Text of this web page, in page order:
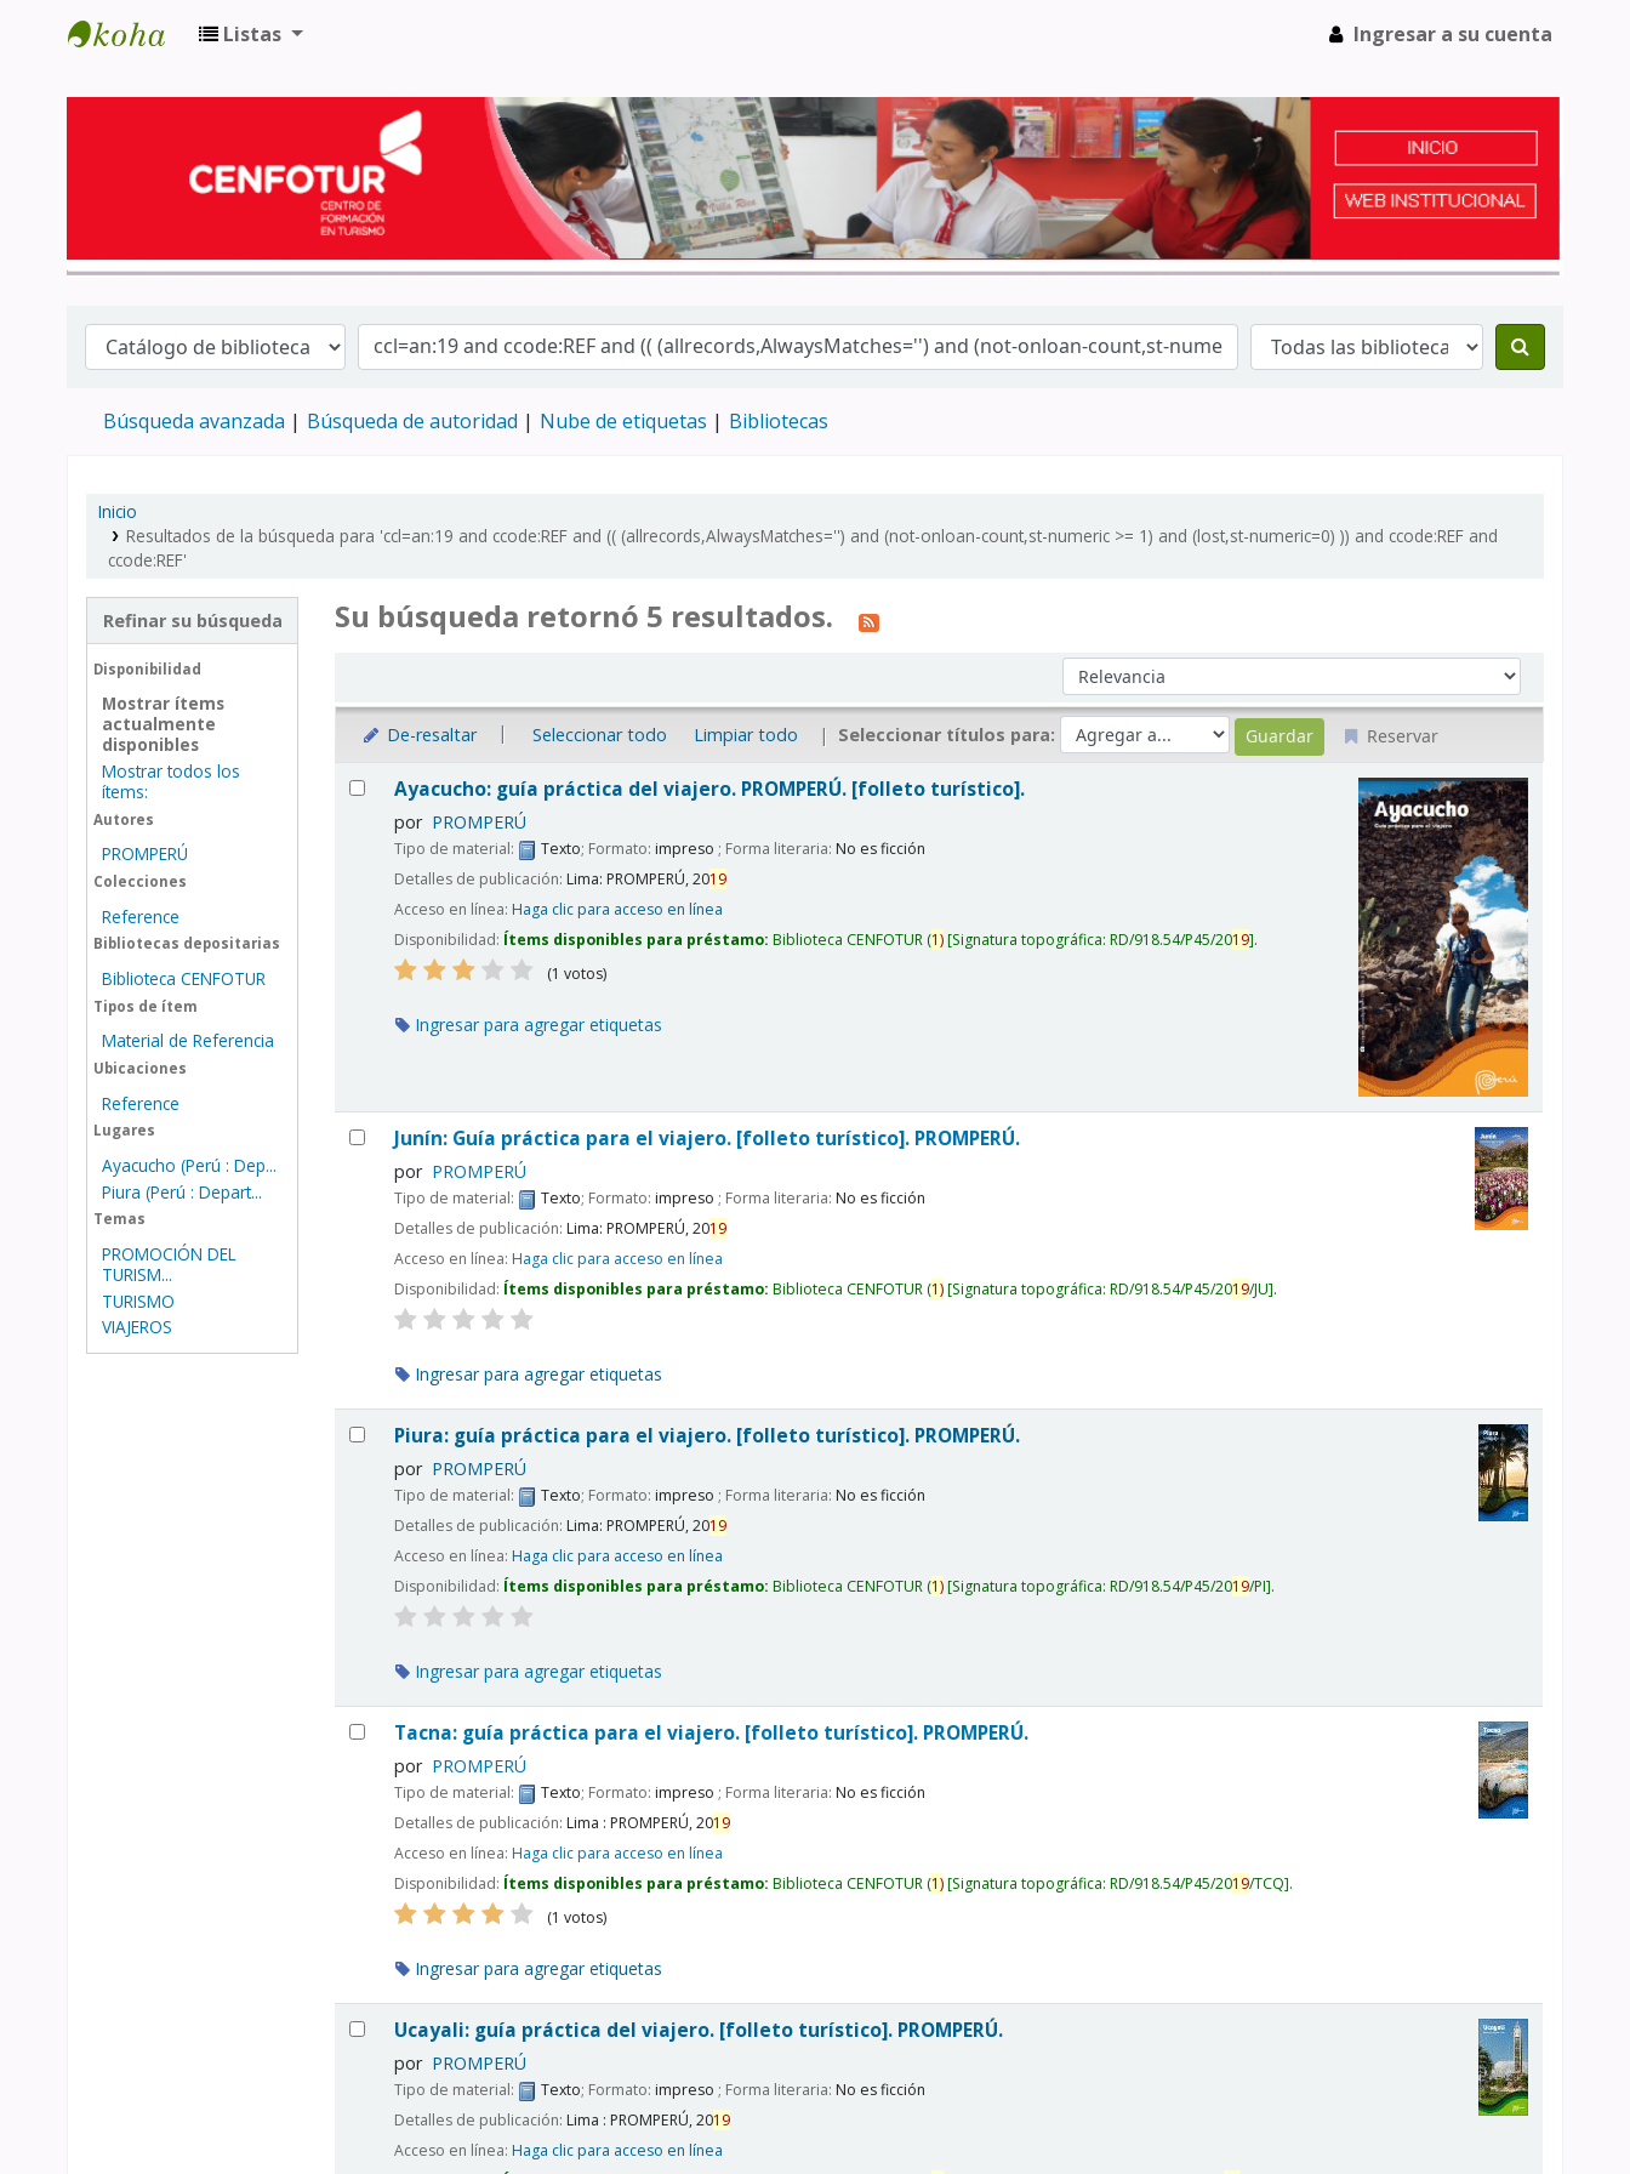
Listas Ingresar a su cuenta
Búsqueda avanzada Búsqueda de autoridad Nube de etiquetas Bibliotecas
Inicio
Resultados de la búsqueda para 'ccl=an:19 and ccode:REF and (( (allrecords,AlwaysMatches='') and (not-onloan-count,st-numeric >= 1) and (lost,st-numeric=0) )) and ccode:REF and
ccode:REF'
Refinar su búsqueda
Disponibilidad
Mostrar ítems
actualmente
disponibles
Mostrar todos los
ítems:
Autores
PROMPERÚ
Colecciones
Reference
Bibliotecas depositarias
Biblioteca CENFOTUR
Tipos de ítem
Material de Referencia
Ubicaciones
Reference
Lugares
Ayacucho (Perú : Dep...
Piura (Perú : Depart...
Temas
PROMOCIÓN DEL
TURISM...
TURISMO
VIAJEROS
Su búsqueda retornó 5 resultados.
Ordenar por:
De-resaltar Seleccionar todo Limpiar todo Seleccionar títulos para: Reservar
Resultados
Ayacucho: guía práctica del viajero. PROMPERÚ. [folleto turístico].
por PROMPERÚ
Tipo de material: Texto; Formato:impreso ; Forma literaria:No es ficción
Detalles de publicación:Lima:PROMPERÚ,2019
Acceso en línea:Haga clic para acceso en línea
Disponibilidad: Ítems disponibles para préstamo:Biblioteca CENFOTUR (1) Signatura topográfica:RD/918.54/P45/2019 .
(1 votos)
Ingresar para agregar etiquetas
Junín: Guía práctica para el viajero. [folleto turístico]. PROMPERÚ.
por PROMPERÚ
Tipo de material: Texto; Formato:impreso ; Forma literaria:No es ficción
Detalles de publicación:Lima: PROMPERÚ,2019
Acceso en línea:Haga clic para acceso en línea
Disponibilidad: Ítems disponibles para préstamo:Biblioteca CENFOTUR (1) Signatura topográfica:RD/918.54/P45/2019/JU .
Ingresar para agregar etiquetas
Piura: guía práctica para el viajero. [folleto turístico]. PROMPERÚ.
por PROMPERÚ
Tipo de material: Texto; Formato:impreso ; Forma literaria:No es ficción
Detalles de publicación:Lima:PROMPERÚ,2019
Acceso en línea:Haga clic para acceso en línea
Disponibilidad: Ítems disponibles para préstamo:Biblioteca CENFOTUR (1) Signatura topográfica:RD/918.54/P45/2019/PI .
Ingresar para agregar etiquetas
Tacna: guía práctica para el viajero. [folleto turístico]. PROMPERÚ.
por PROMPERÚ
Tipo de material: Texto; Formato:impreso ; Forma literaria:No es ficción
Detalles de publicación:Lima : PROMPERÚ,2019
Acceso en línea:Haga clic para acceso en línea
Disponibilidad: Ítems disponibles para préstamo:Biblioteca CENFOTUR (1) Signatura topográfica:RD/918.54/P45/2019/TCQ .
(1 votos)
Ingresar para agregar etiquetas
Ucayali: guía práctica del viajero. [folleto turístico]. PROMPERÚ.
por PROMPERÚ
Tipo de material: Texto; Formato:impreso ; Forma literaria:No es ficción
Detalles de publicación:Lima : PROMPERÚ,2019
Acceso en línea:Haga clic para acceso en línea